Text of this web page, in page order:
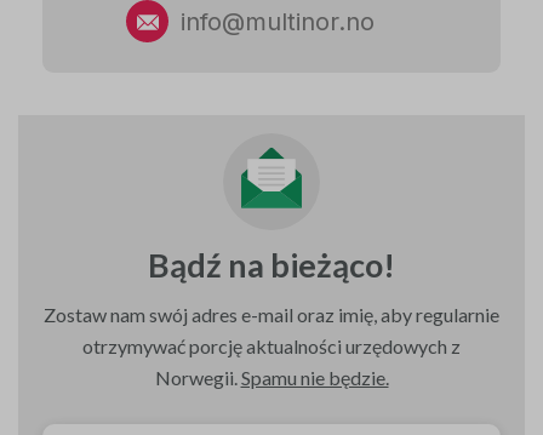
info@multinor.no
Bądź na bieżąco!
Zostaw nam swój adres e-mail oraz imię, aby regularnie
otrzymywać porcję aktualności urzędowych z
Norwegii.Spamu nie będzie.